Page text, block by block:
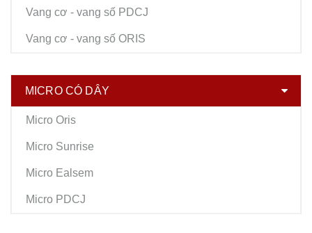
Vang cơ - vang số PDCJ
Vang cơ - vang số ORIS
MICRO CÓ DÂY
Micro Oris
Micro Sunrise
Micro Ealsem
Micro PDCJ